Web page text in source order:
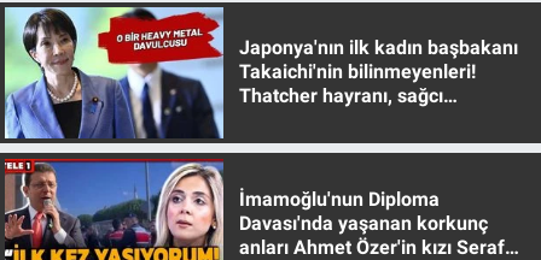
Japonya'nın ilk kadın başbakanı
Takaichi'nin bilinmeyenleri!
Thatcher hayranı, sağcı
İmamoğlu'nun Diploma
Davası'nda yaşanan korkunç
anları Ahmet Özer'in kızı Seraf